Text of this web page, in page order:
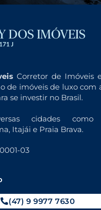
Corretor de Imóveis
de imóveis de luxo com
se investir no Brasil.
cidades como
Itajái e Praia Brava.
03
(47) 9 9977 7630